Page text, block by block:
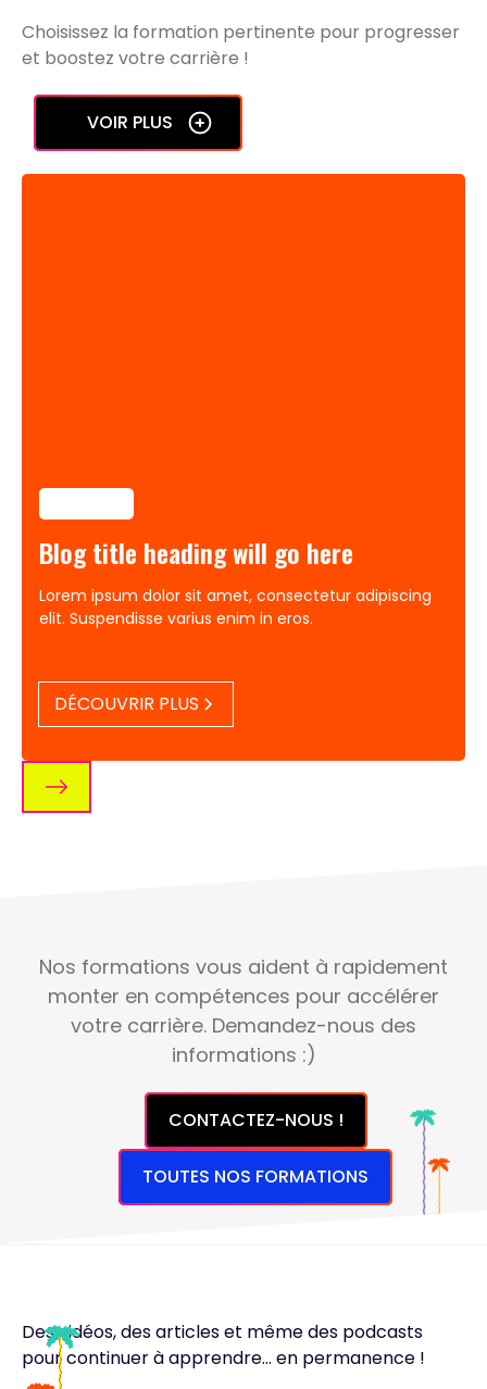
Choisissez la formation pertinente pour progresser
et boostez votre carrière !
VOIR PLUS
Blog title heading will go here
Lorem ipsum dolor sit amet, consectetur adipiscing
elit. Suspendisse varius enim in eros.
DÉCOUVRIR PLUS
Nos formations vous aident à rapidement
monter en compétences pour accélérer
votre carrière. Demandez-nous des
informations :)
CONTACTEZ-NOUS !
TOUTES NOS FORMATIONS
Des vidéos, des articles et même des podcasts
pour continuer à apprendre... en permanence !